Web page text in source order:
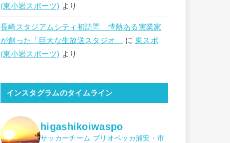
(東小岩スポーツ) より
長崎スタジアムシティ初訪問 情熱ある実業家
が創った「巨大な生放送スタジオ」
に 東スポ
(東小岩スポーツ) より
インスタグラムのタイムライン
higashikoiwaspo
サッカーチーム ブリオベッカ浦安・市